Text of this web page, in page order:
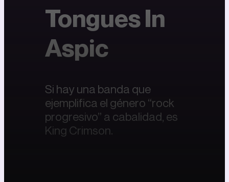
Tongues In
Aspic
Si hay una banda que
ejemplifica el género “rock
progresivo” a cabalidad, es
King Crimson.